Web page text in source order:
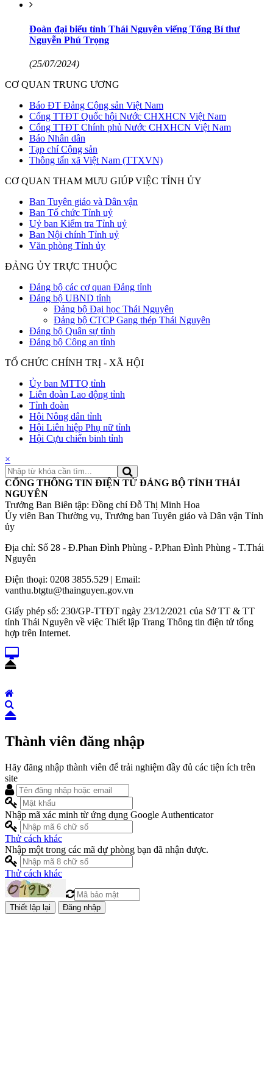
Đoàn đại biểu tỉnh Thái Nguyên viếng Tổng Bí thư
Nguyễn Phú Trọng
(25/07/2024)
CƠ QUAN TRUNG ƯƠNG
Báo ĐT Đảng Cộng sản Việt Nam
Cổng TTĐT Quốc hội Nước CHXHCN Việt Nam
Cổng TTĐT Chính phủ Nước CHXHCN Việt Nam
Báo Nhân dân
Tạp chí Cộng sản
Thông tấn xã Việt Nam (TTXVN)
CƠ QUAN THAM MƯU GIÚP VIỆC TỈNH ỦY
Ban Tuyên giáo và Dân vận
Ban Tổ chức Tỉnh uỷ
Uỷ ban Kiểm tra Tỉnh uỷ
Ban Nội chính Tỉnh uỷ
Văn phòng Tỉnh ủy
ĐẢNG ỦY TRỰC THUỘC
Đảng bộ các cơ quan Đảng tỉnh
Đảng bộ UBND tỉnh
Đảng bộ Đại học Thái Nguyên
Đảng bộ CTCP Gang thép Thái Nguyên
Đảng bộ Quân sự tỉnh
Đảng bộ Công an tỉnh
TỔ CHỨC CHÍNH TRỊ - XÃ HỘI
Ủy ban MTTQ tỉnh
Liên đoàn Lao động tỉnh
Tỉnh đoàn
Hội Nông dân tỉnh
Hội Liên hiệp Phụ nữ tỉnh
Hội Cựu chiến binh tỉnh
×
CỔNG THÔNG TIN ĐIỆN TỬ ĐẢNG BỘ TỈNH THÁI
NGUYÊN
Trưởng Ban Biên tập: Đồng chí Đỗ Thị Minh Hoa
Ủy viên Ban Thường vụ, Trưởng ban Tuyên giáo và Dân vận Tỉnh
ủy
Địa chỉ: Số 28 - Đ.Phan Đình Phùng - P.Phan Đình Phùng - T.Thái
Nguyên
Điện thoại: 0208 3855.529 | Email:
vanthu.btgtu@thainguyen.gov.vn
Giấy phép số: 230/GP-TTĐT ngày 23/12/2021 của Sở TT & TT
tỉnh Thái Nguyên về việc Thiết lập Trang Thông tin điện tử tổng
hợp trên Internet.
Thành viên đăng nhập
Hãy đăng nhập thành viên để trải nghiệm đầy đủ các tiện ích trên
site
Nhập mã xác minh từ ứng dụng Google Authenticator
Thử cách khác
Nhập một trong các mã dự phòng bạn đã nhận được.
Thử cách khác
Đăng nhập